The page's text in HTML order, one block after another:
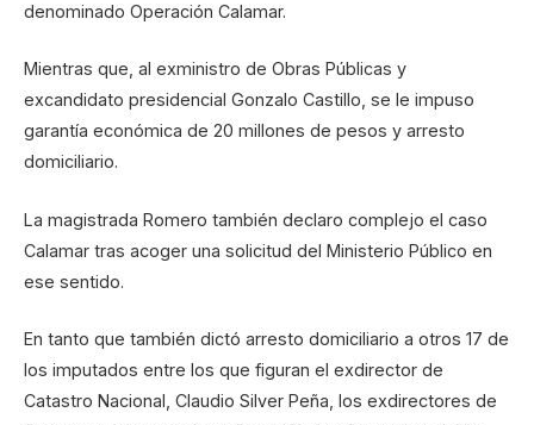
denominado Operación Calamar.
Mientras que, al exministro de Obras Públicas y
excandidato presidencial Gonzalo Castillo, se le impuso
garantía económica de 20 millones de pesos y arresto
domiciliario.
La magistrada Romero también declaro complejo el caso
Calamar tras acoger una solicitud del Ministerio Público en
ese sentido.
En tanto que también dictó arresto domiciliario a otros 17 de
los imputados entre los que figuran el exdirector de
Catastro Nacional, Claudio Silver Peña, los exdirectores de